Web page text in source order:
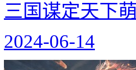
三国谋定天下
2024-06-14